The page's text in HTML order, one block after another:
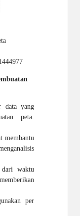
data yang
peta.
membantu
dari waktu
per